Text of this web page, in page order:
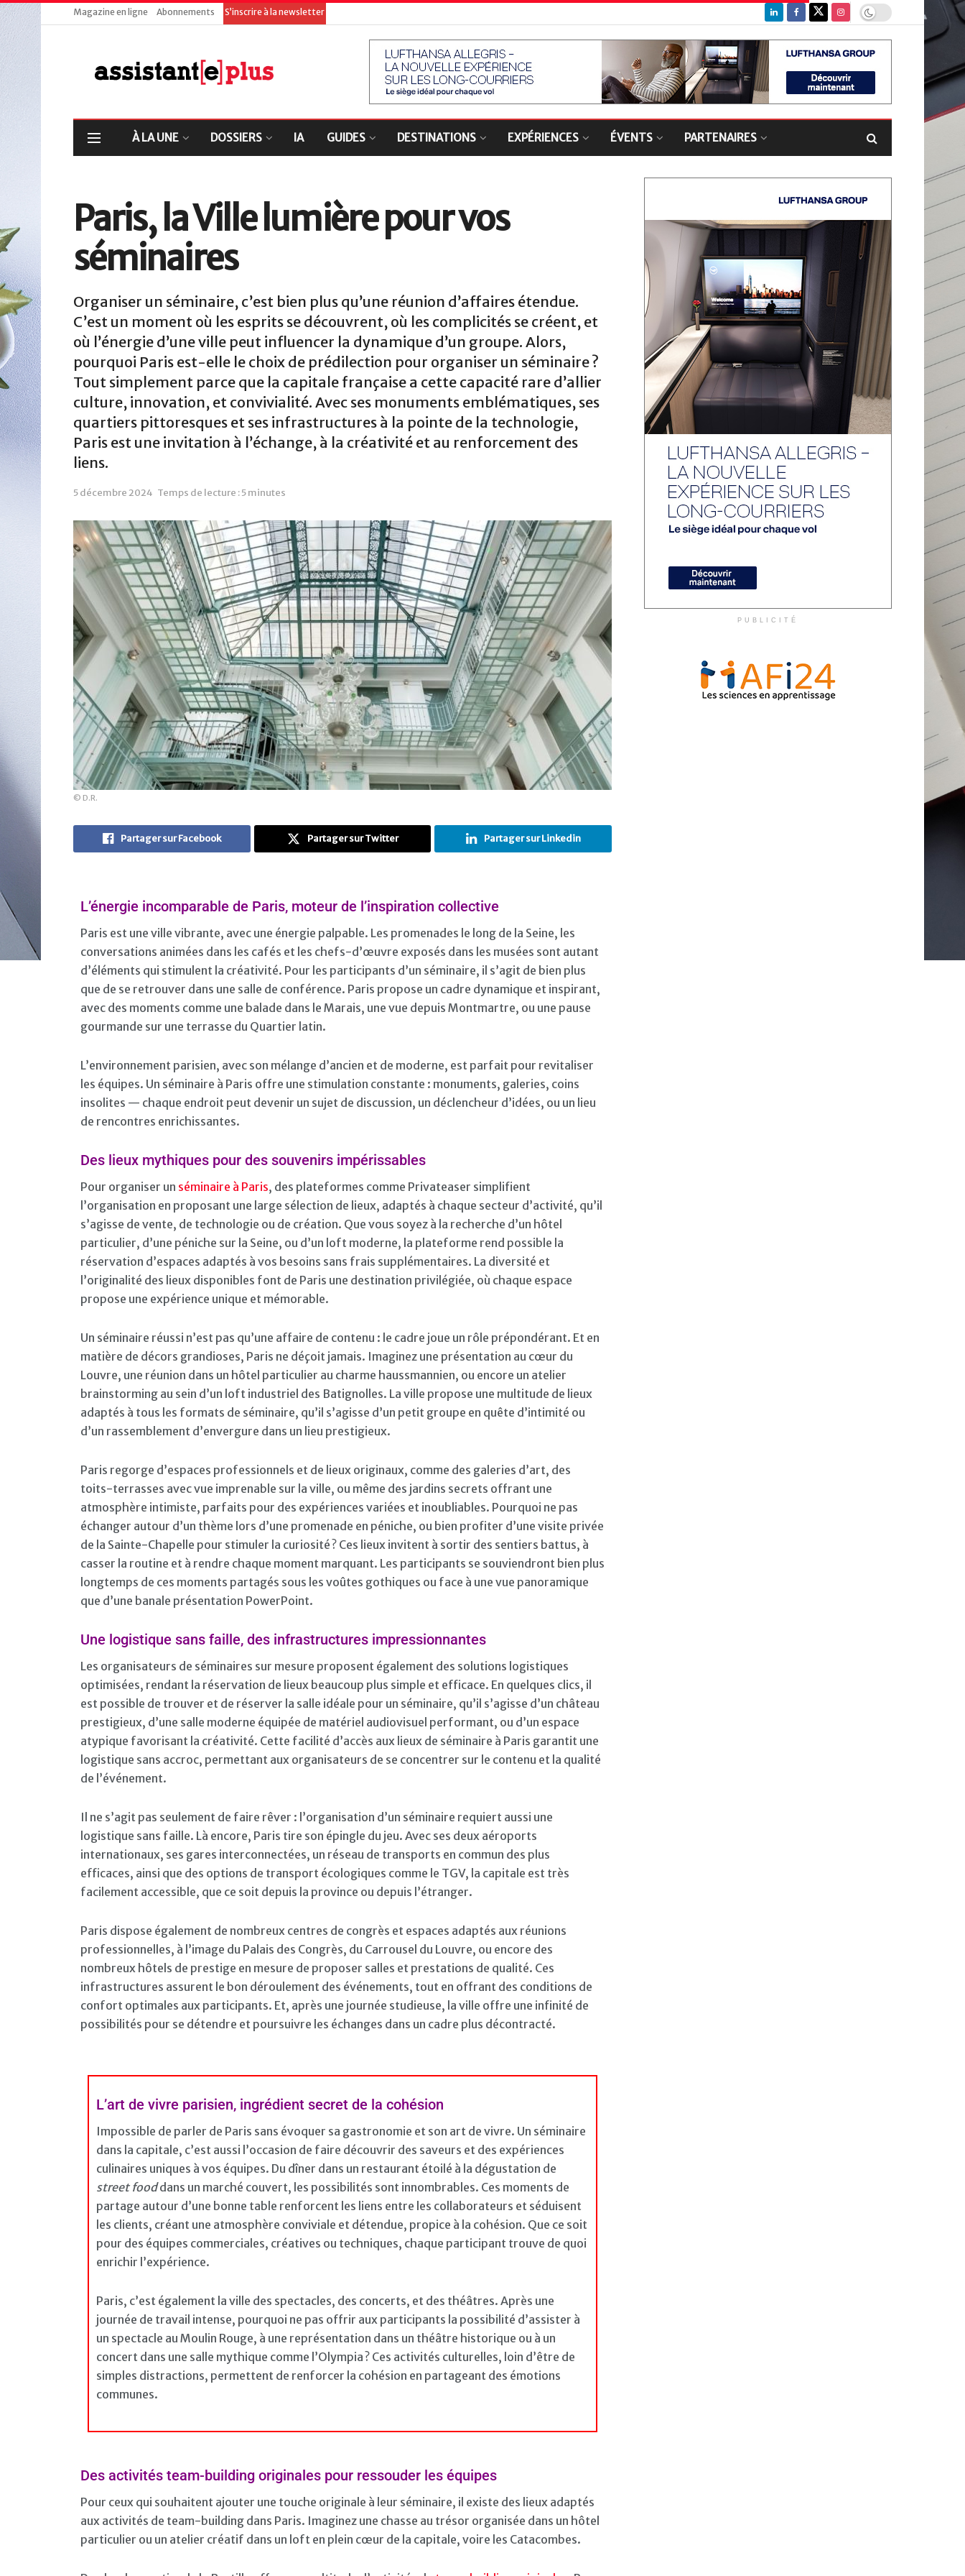
Magazine en ligne Abonnements S’inscrire à la newsletter
À LA UNE DOSSIERS IA GUIDES DESTINATIONS EXPÉRIENCES ÉVENTS PARTENAIRES
Paris, la Ville lumière pour vos
séminaires
Organiser un séminaire, c’est bien plus qu’une réunion d’affaires étendue.
C’est un moment où les esprits se découvrent, où les complicités se créent, et
où l’énergie d’une ville peut influencer la dynamique d’un groupe. Alors,
pourquoi Paris est-elle le choix de prédilection pour organiser un séminaire ?
Tout simplement parce que la capitale française a cette capacité rare d’allier
culture, innovation, et convivialité. Avec ses monuments emblématiques, ses
quartiers pittoresques et ses infrastructures à la pointe de la technologie,
Paris est une invitation à l’échange, à la créativité et au renforcement des
liens.
5 décembre 2024 Temps de lecture : 5 minutes
© D.R.
Partager sur Facebook Partager sur Twitter Partager sur Linkedin
L’énergie incomparable de Paris, moteur de l’inspiration collective
Paris est une ville vibrante, avec une énergie palpable. Les promenades le long de la Seine, les
conversations animées dans les cafés et les chefs-d’œuvre exposés dans les musées sont autant
d’éléments qui stimulent la créativité. Pour les participants d’un séminaire, il s’agit de bien plus
que de se retrouver dans une salle de conférence. Paris propose un cadre dynamique et inspirant,
avec des moments comme une balade dans le Marais, une vue depuis Montmartre, ou une pause
gourmande sur une terrasse du Quartier latin.
L’environnement parisien, avec son mélange d’ancien et de moderne, est parfait pour revitaliser
les équipes. Un séminaire à Paris offre une stimulation constante : monuments, galeries, coins
insolites — chaque endroit peut devenir un sujet de discussion, un déclencheur d’idées, ou un lieu
de rencontres enrichissantes.
Des lieux mythiques pour des souvenirs impérissables
Pour organiser un séminaire à Paris, des plateformes comme Privateaser simplifient
l’organisation en proposant une large sélection de lieux, adaptés à chaque secteur d’activité, qu’il
s’agisse de vente, de technologie ou de création. Que vous soyez à la recherche d’un hôtel
particulier, d’une péniche sur la Seine, ou d’un loft moderne, la plateforme rend possible la
réservation d’espaces adaptés à vos besoins sans frais supplémentaires. La diversité et
l’originalité des lieux disponibles font de Paris une destination privilégiée, où chaque espace
propose une expérience unique et mémorable.
Un séminaire réussi n’est pas qu’une affaire de contenu : le cadre joue un rôle prépondérant. Et en
matière de décors grandioses, Paris ne déçoit jamais. Imaginez une présentation au cœur du
Louvre, une réunion dans un hôtel particulier au charme haussmannien, ou encore un atelier
brainstorming au sein d’un loft industriel des Batignolles. La ville propose une multitude de lieux
adaptés à tous les formats de séminaire, qu’il s’agisse d’un petit groupe en quête d’intimité ou
d’un rassemblement d’envergure dans un lieu prestigieux.
Paris regorge d’espaces professionnels et de lieux originaux, comme des galeries d’art, des
toits-terrasses avec vue imprenable sur la ville, ou même des jardins secrets offrant une
atmosphère intimiste, parfaits pour des expériences variées et inoubliables. Pourquoi ne pas
échanger autour d’un thème lors d’une promenade en péniche, ou bien profiter d’une visite privée
de la Sainte-Chapelle pour stimuler la curiosité ? Ces lieux invitent à sortir des sentiers battus, à
casser la routine et à rendre chaque moment marquant. Les participants se souviendront bien plus
longtemps de ces moments partagés sous les voûtes gothiques ou face à une vue panoramique
que d’une banale présentation PowerPoint.
Une logistique sans faille, des infrastructures impressionnantes
Les organisateurs de séminaires sur mesure proposent également des solutions logistiques
optimisées, rendant la réservation de lieux beaucoup plus simple et efficace. En quelques clics, il
est possible de trouver et de réserver la salle idéale pour un séminaire, qu’il s’agisse d’un château
prestigieux, d’une salle moderne équipée de matériel audiovisuel performant, ou d’un espace
atypique favorisant la créativité. Cette facilité d’accès aux lieux de séminaire à Paris garantit une
logistique sans accroc, permettant aux organisateurs de se concentrer sur le contenu et la qualité
de l’événement.
Il ne s’agit pas seulement de faire rêver : l’organisation d’un séminaire requiert aussi une
logistique sans faille. Là encore, Paris tire son épingle du jeu. Avec ses deux aéroports
internationaux, ses gares interconnectées, un réseau de transports en commun des plus
efficaces, ainsi que des options de transport écologiques comme le TGV, la capitale est très
facilement accessible, que ce soit depuis la province ou depuis l’étranger.
Paris dispose également de nombreux centres de congrès et espaces adaptés aux réunions
professionnelles, à l’image du Palais des Congrès, du Carrousel du Louvre, ou encore des
nombreux hôtels de prestige en mesure de proposer salles et prestations de qualité. Ces
infrastructures assurent le bon déroulement des événements, tout en offrant des conditions de
confort optimales aux participants. Et, après une journée studieuse, la ville offre une infinité de
possibilités pour se détendre et poursuivre les échanges dans un cadre plus décontracté.
L’art de vivre parisien, ingrédient secret de la cohésion
Impossible de parler de Paris sans évoquer sa gastronomie et son art de vivre. Un séminaire
dans la capitale, c’est aussi l’occasion de faire découvrir des saveurs et des expériences
culinaires uniques à vos équipes. Du dîner dans un restaurant étoilé à la dégustation de
street fooddans un marché couvert, les possibilités sont innombrables. Ces moments de
partage autour d’une bonne table renforcent les liens entre les collaborateurs et séduisent
les clients, créant une atmosphère conviviale et détendue, propice à la cohésion. Que ce soit
pour des équipes commerciales, créatives ou techniques, chaque participant trouve de quoi
enrichir l’expérience.
Paris, c’est également la ville des spectacles, des concerts, et des théâtres. Après une
journée de travail intense, pourquoi ne pas offrir aux participants la possibilité d’assister à
un spectacle au Moulin Rouge, à une représentation dans un théâtre historique ou à un
concert dans une salle mythique comme l’Olympia ? Ces activités culturelles, loin d’être de
simples distractions, permettent de renforcer la cohésion en partageant des émotions
communes.
Des activités team-building originales pour ressouder les équipes
Pour ceux qui souhaitent ajouter une touche originale à leur séminaire, il existe des lieux adaptés
aux activités de team-building dans Paris. Imaginez une chasse au trésor organisée dans un hôtel
particulier ou un atelier créatif dans un loft en plein cœur de la capitale, voire les Catacombes.
PUBLICITÉ